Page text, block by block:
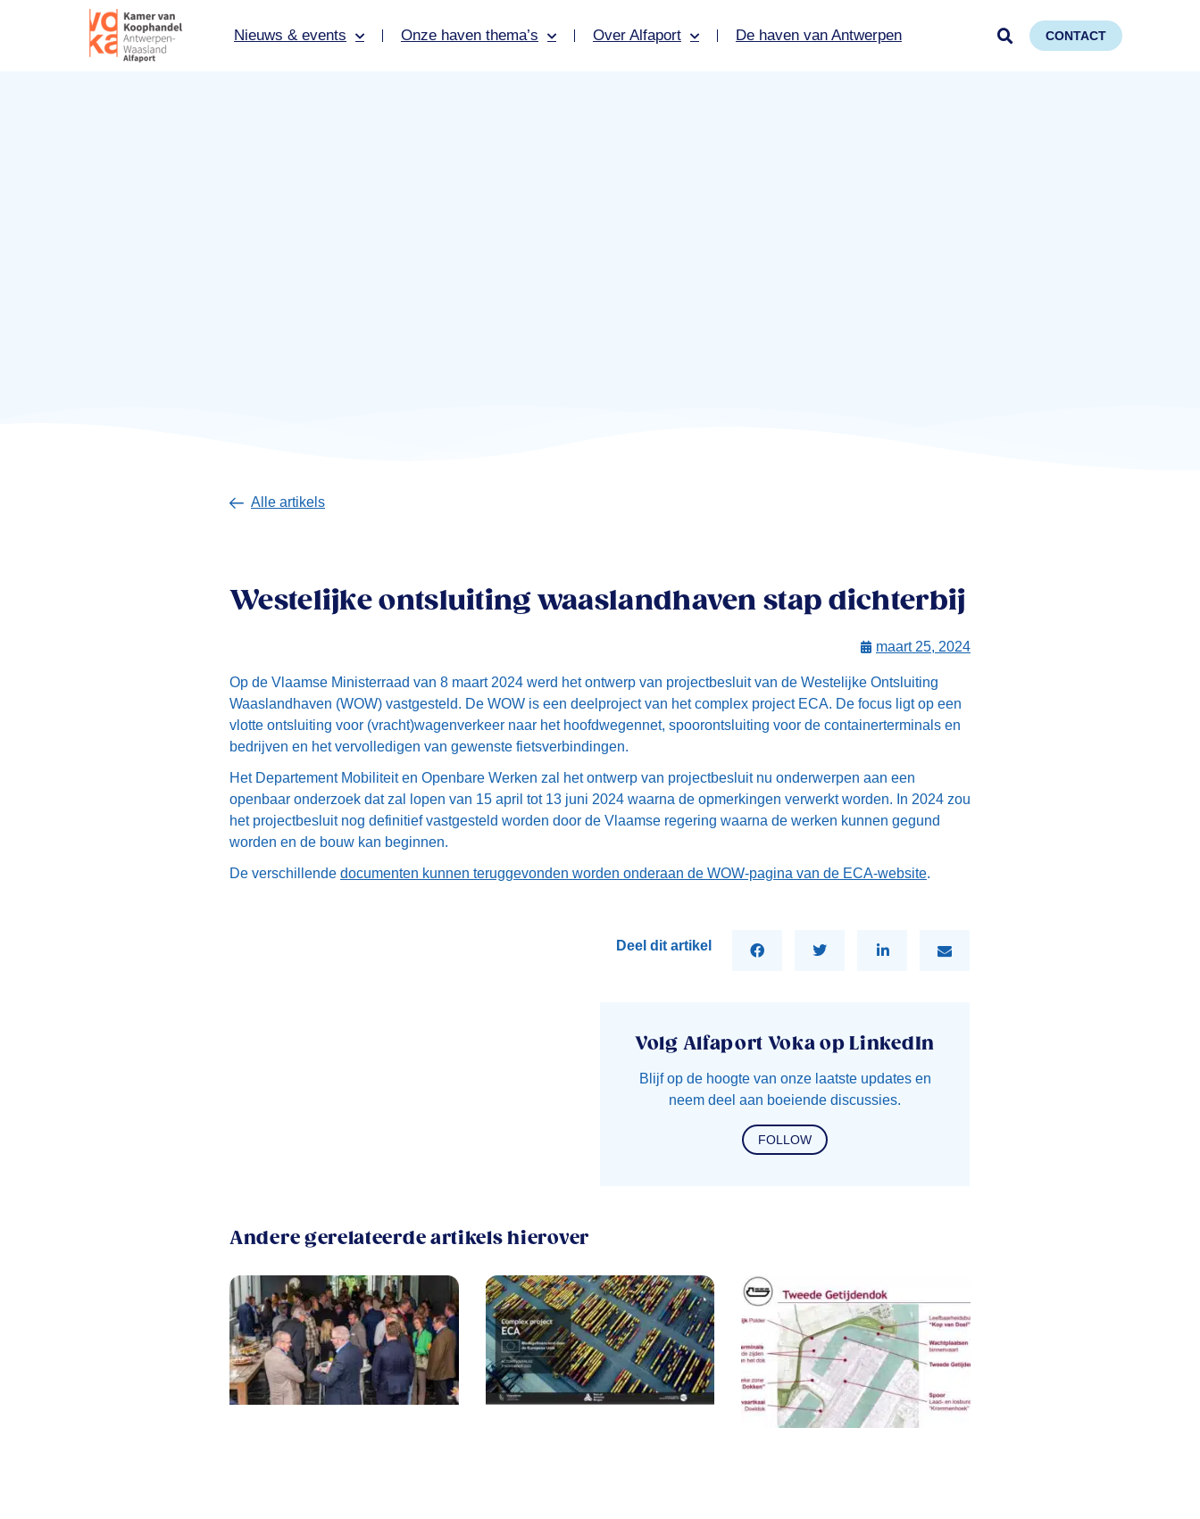
Nieuws & events Onze haven thema’s Over Alfaport De haven van Antwerpen CONTACT
Alle artikels
Westelijke ontsluiting waaslandhaven stap dichterbij
maart 25, 2024
Op de Vlaamse Ministerraad van 8 maart 2024 werd het ontwerp van projectbesluit van de Westelijke Ontsluiting
Waaslandhaven (WOW) vastgesteld. De WOW is een deelproject van het complex project ECA. De focus ligt op een
vlotte ontsluiting voor (vracht)wagenverkeer naar het hoofdwegennet, spoorontsluiting voor de containerterminals en
bedrijven en het vervolledigen van gewenste fietsverbindingen.
Het Departement Mobiliteit en Openbare Werken zal het ontwerp van projectbesluit nu onderwerpen aan een
openbaar onderzoek dat zal lopen van 15 april tot 13 juni 2024 waarna de opmerkingen verwerkt worden. In 2024 zou
het projectbesluit nog definitief vastgesteld worden door de Vlaamse regering waarna de werken kunnen gegund
worden en de bouw kan beginnen.
De verschillende documenten kunnen teruggevonden worden onderaan de WOW-pagina van de ECA-website.
Deel dit artikel
Volg Alfaport Voka op LinkedIn
Blijf op de hoogte van onze laatste updates en
neem deel aan boeiende discussies.
FOLLOW
Andere gerelateerde artikels hierover